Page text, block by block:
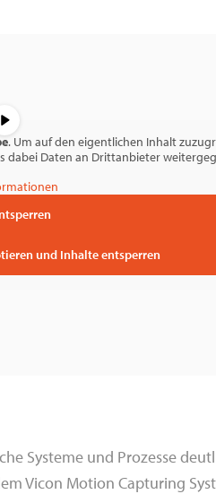
. Um auf den eigentlichen Inhalt
dabei Daten an Drittanbieter
und Inhalte entsperren
Systeme und Prozesse
Vicon Motion Capturing